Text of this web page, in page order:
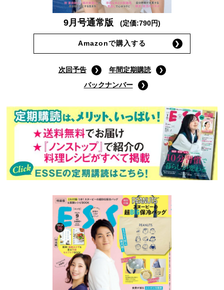
9月号通常版 (定価:790円)
Amazonで購入する
次回予告
年間定期購読
バックナンバー